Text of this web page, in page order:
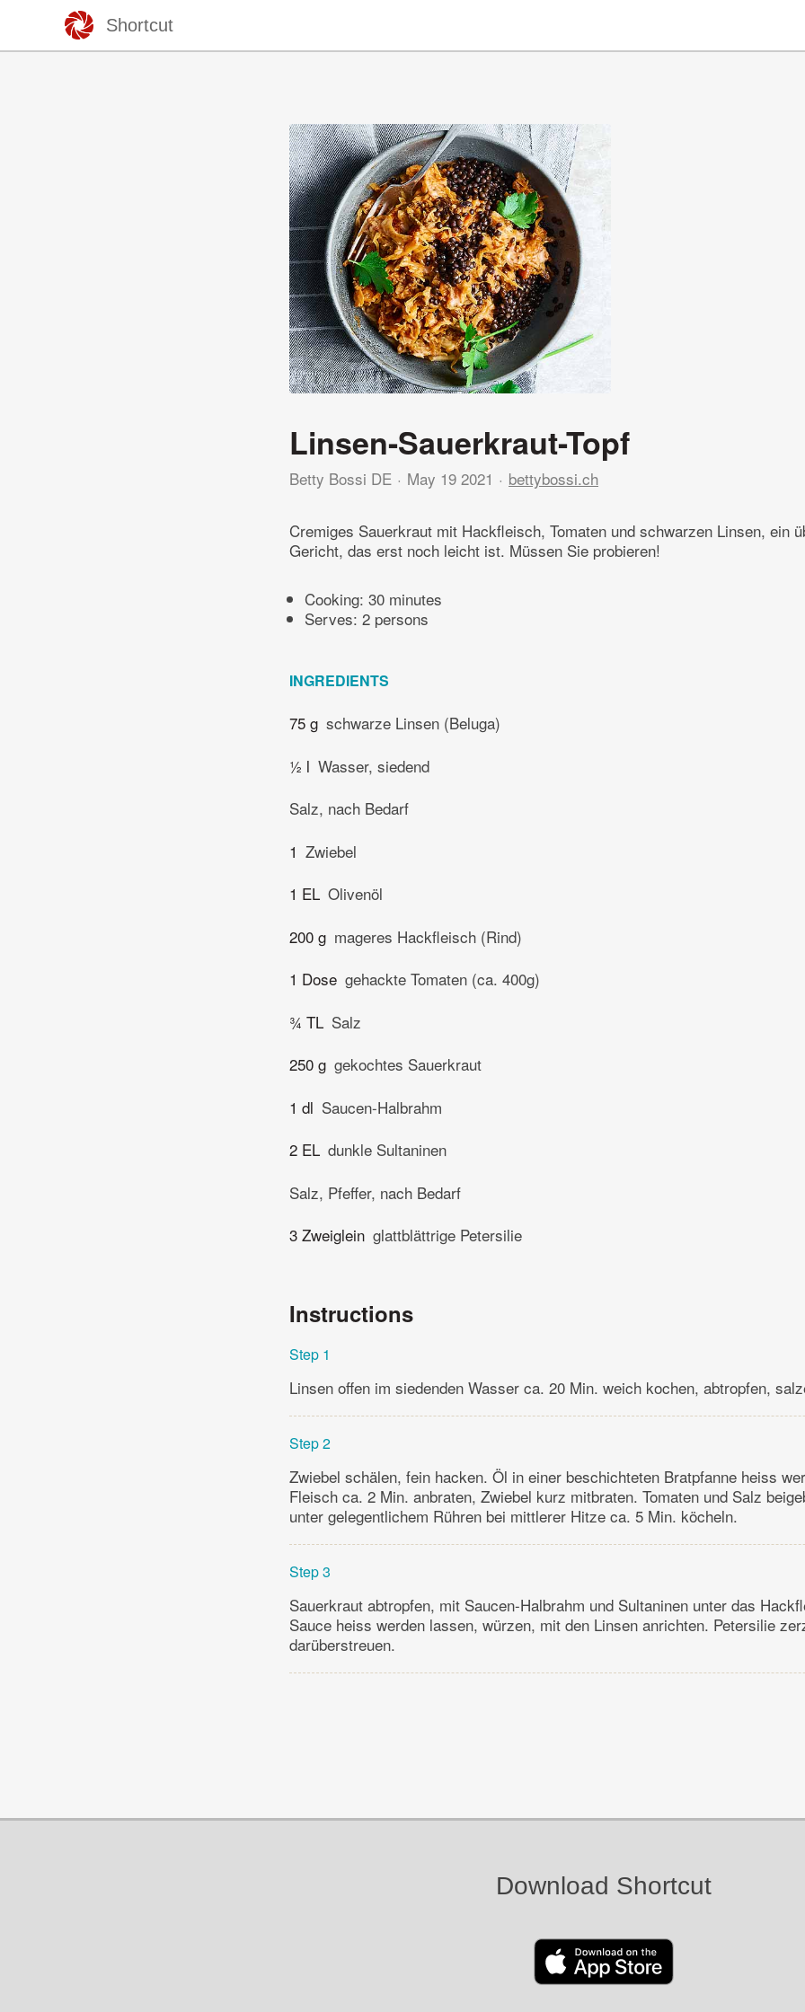
Shortcut
Linsen-Sauerkraut-Topf
Betty Bossi DE May 19 2021 bettybossi.ch
Cremiges Sauerkraut mit Hackfleisch, Tomaten und schwarzen Linsen, ein
Gericht, das erst noch leicht ist. Müssen Sie probieren!
Cooking: 30 minutes
Serves: 2 persons
INGREDIENTS
75 g schwarze Linsen (Beluga)
½ l Wasser, siedend
Salz, nach Bedarf
1 Zwiebel
1 EL Olivenöl
200 g mageres Hackfleisch (Rind)
1 Dose gehackte Tomaten (ca. 400g)
¾ TL Salz
250 g gekochtes Sauerkraut
1 dl Saucen-Halbrahm
2 EL dunkle Sultaninen
Salz, Pfeffer, nach Bedarf
3 Zweiglein glattblättrige Petersilie
Instructions
Step 1
Linsen offen im siedenden Wasser ca. 20 Min. weich kochen, abtropfen,
Step 2
Zwiebel schälen, fein hacken. Öl in einer beschichteten Bratpfanne heiss
Fleisch ca. 2 Min. anbraten, Zwiebel kurz mitbraten. Tomaten und Salz
unter gelegentlichem Rühren bei mittlerer Hitze ca. 5 Min. köcheln.
Step 3
Sauerkraut abtropfen, mit Saucen-Halbrahm und Sultaninen unter das
Sauce heiss werden lassen, würzen, mit den Linsen anrichten. Petersilie
darüberstreuen.
Download Shortcut